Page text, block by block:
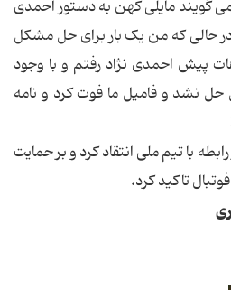
گویند مایلی کهن به دستور احمدی
حالی که من یک بار برای حل مشکل
پیش احمدی نژاد رفتم و با وجود
نشد و فامیل ما فوت کرد و نامه
با تیم ملی انتقاد کرد و بر حمایت
تاکید کرد.